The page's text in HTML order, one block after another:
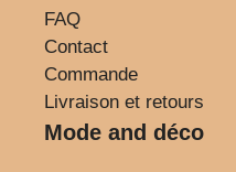
FAQ
Contact
Commande
Livraison et retours
Mode and déco